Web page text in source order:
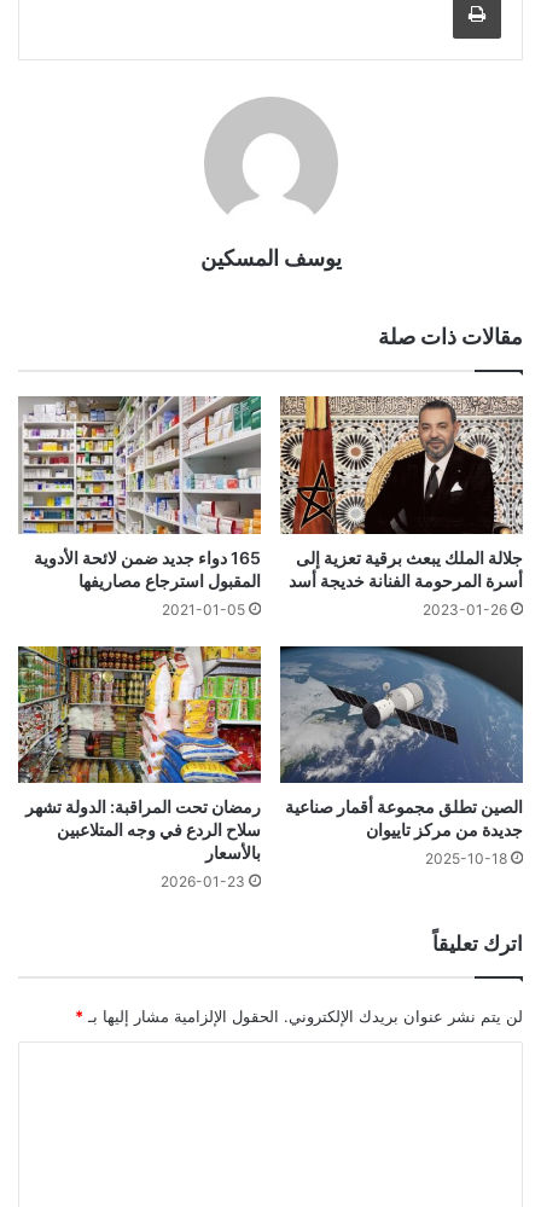
يوسف المسكين
مقالات ذات صلة
جلالة الملك يبعث برقية تعزية إلى
أسرة المرحومة الفنانة خديجة أسد
2023-01-26
165 دواء جديد ضمن لائحة الأدوية
المقبول استرجاع مصاريفها
2021-01-05
الصين تطلق مجموعة أقمار صناعية
جديدة من مركز تاييوان
2025-10-18
رمضان تحت المراقبة: الدولة تشهر
سلاح الردع في وجه المتلاعبين
بالأسعار
2026-01-23
اترك تعليقاً
لن يتم نشر عنوان بريدك الإلكتروني. الحقول الإلزامية مشار إليها بـ *